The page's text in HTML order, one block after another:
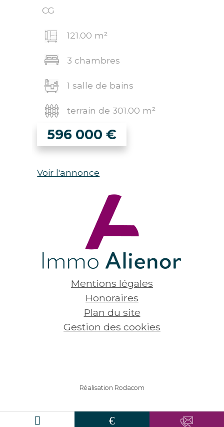
596 000 €
CG
121.00 m²
3 chambres
1 salle de bains
terrain de 301.00 m²
Voir l'annonce
Mentions légales
Honoraires
Plan du site
Gestion des cookies
Réalisation Rodacom